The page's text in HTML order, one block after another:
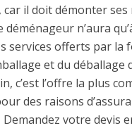
il doit démonter
déménageur n’aura
services offerts par la
et du
c’est l’offre la plus
des raisons
votre devis